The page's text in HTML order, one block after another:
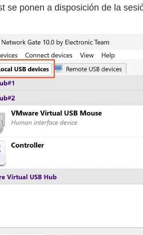
se ponen a disposición de la